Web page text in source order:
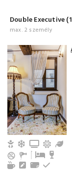
Double Executive
max. 2 személy
Gyerek- és
TV
Pótágy
Tea-/kávéfőző
ÍróasztalTörölközők